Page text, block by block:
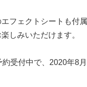
フェクトシートも付
しみいただけます。
受付中で、2020年8